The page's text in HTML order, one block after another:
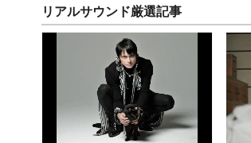
リアルサウンド厳選記事